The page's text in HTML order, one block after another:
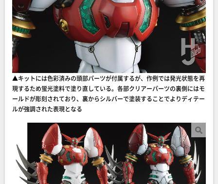
▲キットには色彩済みの頭部パーツが付属するが、作例では発光状態を再
現するため蛍光塗料で塗り直している。各部クリアーパーツの裏側にはモ
ールドが彫刻されており、裏からシルバーで塗装することでよりディテー
ルが強調された表現となる